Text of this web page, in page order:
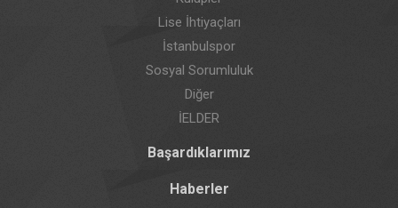
Lise İhtiyaçları
İstanbulspor
Sosyal Sorumluluk
Diğer
İELDER
Başardıklarımız
Haberler